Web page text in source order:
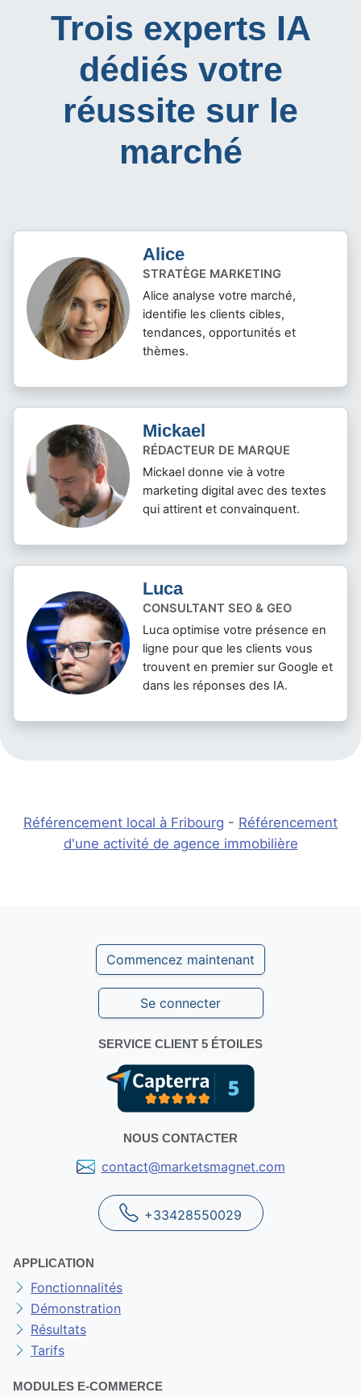
Trois experts IA
dédiés votre
réussite sur le
marché
Alice
STRATÈGE MARKETING
Alice analyse votre marché,
identifie les clients cibles,
tendances, opportunités et
thèmes.
Mickael
RÉDACTEUR DE MARQUE
Mickael donne vie à votre
marketing digital avec des textes
qui attirent et convainquent.
Luca
CONSULTANT SEO & GEO
Luca optimise votre présence en
ligne pour que les clients vous
trouvent en premier sur Google et
dans les réponses des IA.
Référencement local à Fribourg - Référencement
d'une activité de agence immobilière
Commencez maintenant
Se connecter
SERVICE CLIENT 5 ÉTOILES
NOUS CONTACTER
contact@marketsmagnet.com
+33428550029
APPLICATION
Fonctionnalités
Démonstration
Résultats
Tarifs
MODULES E-COMMERCE